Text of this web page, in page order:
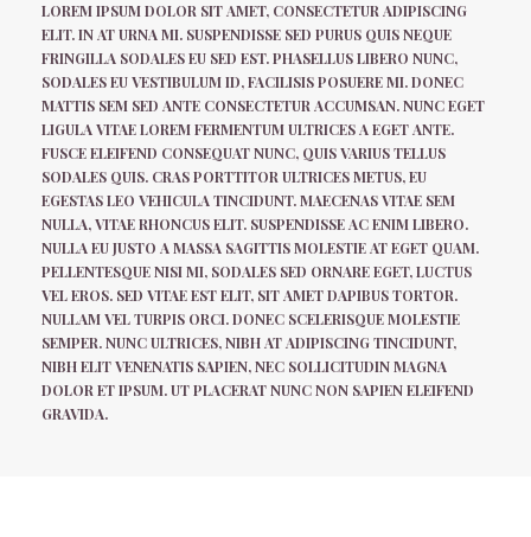
LOREM IPSUM DOLOR SIT AMET, CONSECTETUR ADIPISCING
ELIT. IN AT URNA MI. SUSPENDISSE SED PURUS QUIS NEQUE
FRINGILLA SODALES EU SED EST. PHASELLUS LIBERO NUNC,
SODALES EU VESTIBULUM ID, FACILISIS POSUERE MI. DONEC
MATTIS SEM SED ANTE CONSECTETUR ACCUMSAN. NUNC EGET
LIGULA VITAE LOREM FERMENTUM ULTRICES A EGET ANTE.
FUSCE ELEIFEND CONSEQUAT NUNC, QUIS VARIUS TELLUS
SODALES QUIS. CRAS PORTTITOR ULTRICES METUS, EU
EGESTAS LEO VEHICULA TINCIDUNT. MAECENAS VITAE SEM
NULLA, VITAE RHONCUS ELIT. SUSPENDISSE AC ENIM LIBERO.
NULLA EU JUSTO A MASSA SAGITTIS MOLESTIE AT EGET QUAM.
PELLENTESQUE NISI MI, SODALES SED ORNARE EGET, LUCTUS
VEL EROS. SED VITAE EST ELIT, SIT AMET DAPIBUS TORTOR.
NULLAM VEL TURPIS ORCI. DONEC SCELERISQUE MOLESTIE
SEMPER. NUNC ULTRICES, NIBH AT ADIPISCING TINCIDUNT,
NIBH ELIT VENENATIS SAPIEN, NEC SOLLICITUDIN MAGNA
DOLOR ET IPSUM. UT PLACERAT NUNC NON SAPIEN ELEIFEND
GRAVIDA.